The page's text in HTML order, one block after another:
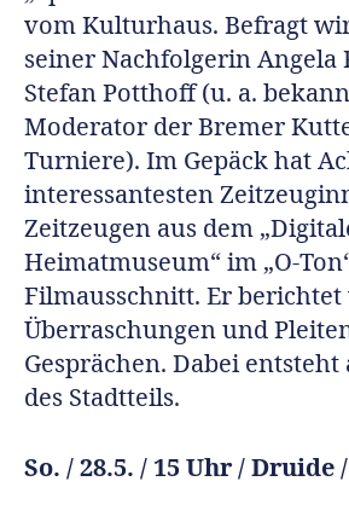
vom Kulturhaus. Befragt
seiner Nachfolgerin Angela
Stefan Potthoff (u. a.
Moderator der Bremer
Turniere). Im Gepäck hat
interessantesten
Zeitzeugen aus dem
Heimatmuseum“ im „O-
Filmausschnitt. Er berichtet
Überraschungen und
Gesprächen. Dabei
des Stadtteils.
So. / 28.5. / 15 Uhr / Druide